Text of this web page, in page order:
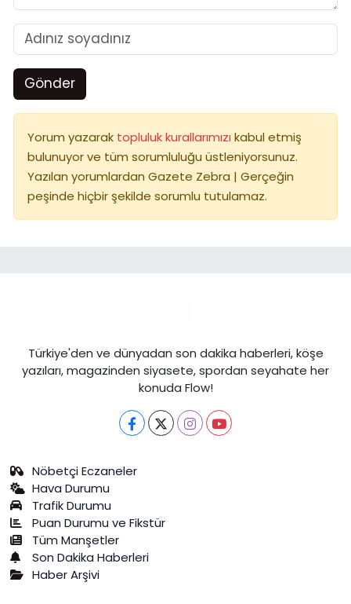
Gönder
Yorum yazarak topluluk kurallarımızı kabul etmiş
bulunuyor ve tüm sorumluluğu üstleniyorsunuz.
Yazılan yorumlardan Gazete Zebra | Gerçeğin
peşinde hiçbir şekilde sorumlu tutulamaz.
Türkiye'den ve dünyadan son dakika haberleri, köşe
yazıları, magazinden siyasete, spordan seyahate her
konuda Flow!
Nöbetçi Eczaneler
Hava Durumu
Trafik Durumu
Puan Durumu ve Fikstür
Tüm Manşetler
Son Dakika Haberleri
Haber Arşivi